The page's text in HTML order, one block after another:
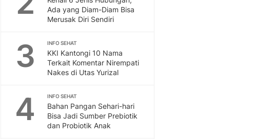
Ada yang Diam-Diam Bisa
Merusak Diri Sendiri
3 INFO SEHAT
KKI Kantongi 10 Nama
Terkait Komentar Nirempati
Nakes di Utas Yurizal
4 INFO SEHAT
Bahan Pangan Sehari-hari
Bisa Jadi Sumber Prebiotik
dan Probiotik Anak